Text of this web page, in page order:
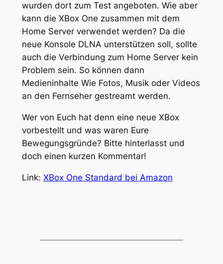
wurden dort zum Test angeboten. Wie aber
kann die XBox One zusammen mit dem
Home Server verwendet werden? Da die
neue Konsole DLNA unterstützen soll, sollte
auch die Verbindung zum Home Server kein
Problem sein. So können dann
Medieninhalte Wie Fotos, Musik oder Videos
an den Fernseher gestreamt werden.
Wer von Euch hat denn eine neue XBox
vorbestellt und was waren Eure
Bewegungsgründe? Bitte hinterlasst und
doch einen kurzen Kommentar!
Link: XBox One Standard bei Amazon